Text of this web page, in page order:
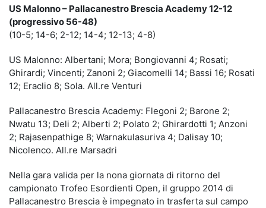
US Malonno – Pallacanestro Brescia Academy 12-12
(progressivo 56-48)
(10-5; 14-6; 2-12; 14-4; 12-13; 4-8)
US Malonno: Albertani; Mora; Bongiovanni 4; Rosati;
Ghirardi; Vincenti; Zanoni 2; Giacomelli 14; Bassi 16; Rosati
12; Eraclio 8; Sola. All.re Venturi
Pallacanestro Brescia Academy: Flegoni 2; Barone 2;
Nwatu 13; Deli 2; Alberti 2; Polato 2; Ghirardotti 1; Anzoni
2; Rajasenpathige 8; Warnakulasuriva 4; Dalisay 10;
Nicolenco. All.re Marsadri
Nella gara valida per la nona giornata di ritorno del
campionato Trofeo Esordienti Open, il gruppo 2014 di
Pallacanestro Brescia è impegnato in trasferta sul campo